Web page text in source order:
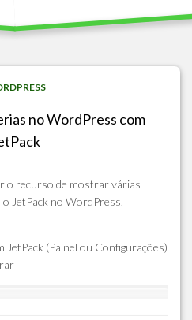
no WordPress com
o recurso de mostrar várias
o JetPack no WordPress.
JetPack (Painel ou Configurações)